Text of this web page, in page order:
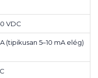
VDC
(tipikusan 5–10 mA elég)